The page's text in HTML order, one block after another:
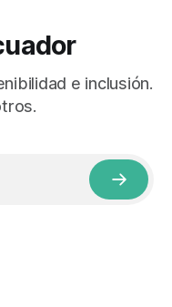
e inclusión.